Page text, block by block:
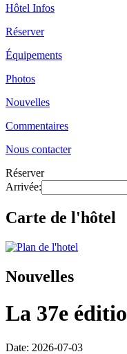
Hôtel Infos
Réserver
Équipements
Photos
Nouvelles
Commentaires
Nous contacter
Réserver
Arrivée:
Carte de l'hôtel
Nouvelles
La 37e
Date: 2026-07-03